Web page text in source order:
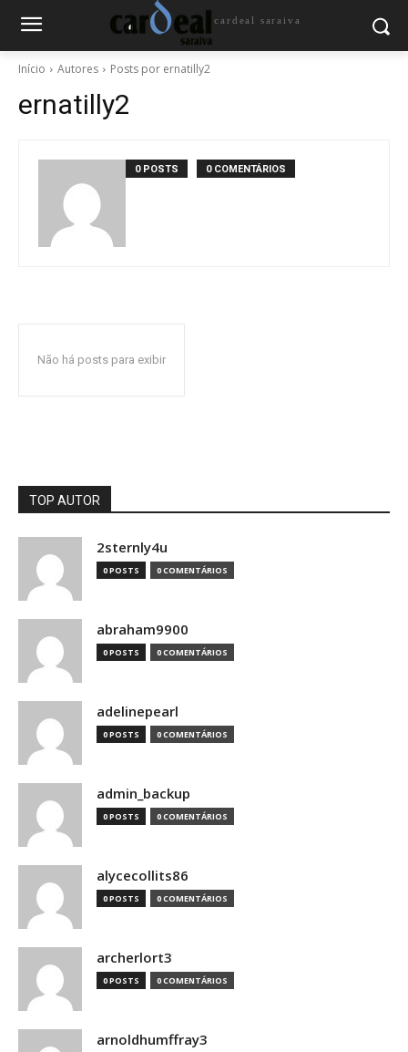
cardeal saraiva
Início Autores Posts por ernatilly2
ernatilly2
0 POSTS 0 COMENTÁRIOS
Não há posts para exibir
TOP AUTOR
2sternly4u
0 POSTS 0 COMENTÁRIOS
abraham9900
0 POSTS 0 COMENTÁRIOS
adelinepearl
0 POSTS 0 COMENTÁRIOS
admin_backup
0 POSTS 0 COMENTÁRIOS
alycecollits86
0 POSTS 0 COMENTÁRIOS
archerlort3
0 POSTS 0 COMENTÁRIOS
arnoldhumffray3